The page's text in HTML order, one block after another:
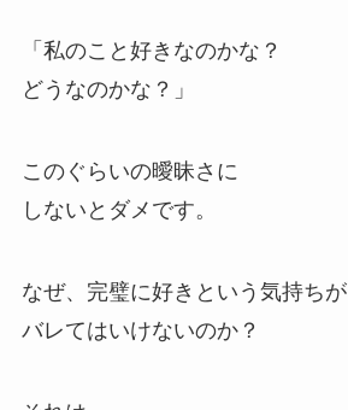
「私のこと好きなのかな？
どうなのかな？」
このぐらいの曖昧さに
しないとダメです。
なぜ、完璧に好きという気持ちが
バレてはいけないのか？